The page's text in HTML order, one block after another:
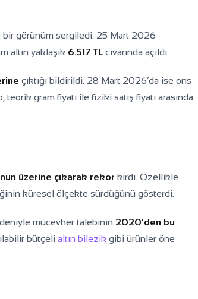
bir görünüm sergiledi. 25 Mart 2026
altın yaklaşık 6.517 TL civarında açıldı.
çıktığı bildirildi. 28 Mart 2026’da ise ons
gram fiyatı ile fiziki satış fiyatı arasında
üzerine çıkarak rekor kırdı. Özellikle
küresel ölçekte sürdüğünü gösterdi.
mücevher talebinin 2020’den bu
bütçeli altın bilezik gibi ürünler öne